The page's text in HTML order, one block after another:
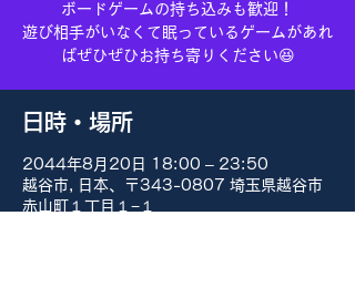
ボードゲームの持ち込みも歓迎！
遊び相手がいなくて眠っているゲームがあれ
ばぜひぜひお持ち寄りください😆
日時・場所
2044年8月20日 18:00 – 23:50
越谷市, 日本、〒343-0807 埼玉県越谷市
赤山町１丁目１−１